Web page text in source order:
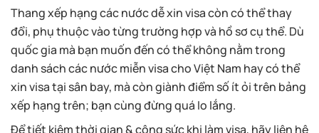
Thang xếp hạng các nước dễ xin visa còn có thể thay
đổi, phụ thuộc vào từng trường hợp và hồ sơ cụ thể. Dù
quốc gia mà bạn muốn đến có thể không nằm trong
danh sách các nước miễn visa cho Việt Nam hay có thể
xin visa tại sân bay, mà còn giành điểm số ít ỏi trên bảng
xếp hạng trên; bạn cùng đừng quá lo lắng.
Để tiết kiệm thời gian & công sức khi làm visa, hãy liên hệ